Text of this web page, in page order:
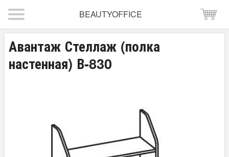
BEAUTYOFFICE
Авантаж Стеллаж (полка
настенная) В-830